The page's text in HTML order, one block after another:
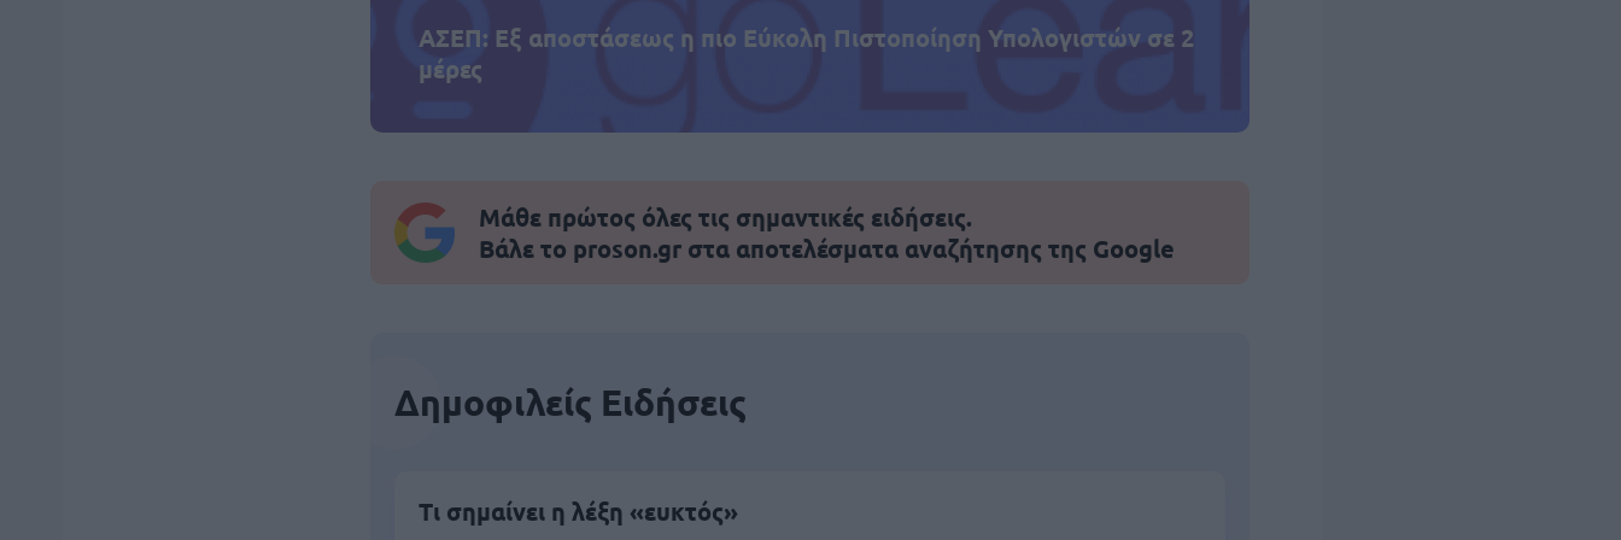
ΑΣΕΠ: Εξ αποστάσεως η πιο Εύκολη Πιστοποίηση Υπολογιστών σε 2
μέρες
Μάθε πρώτος όλες τις σημαντικές ειδήσεις.
Βάλε το proson.gr στα αποτελέσματα αναζήτησης της Google
Δημοφιλείς Ειδήσεις
Τι σημαίνει η λέξη «ευκτός»